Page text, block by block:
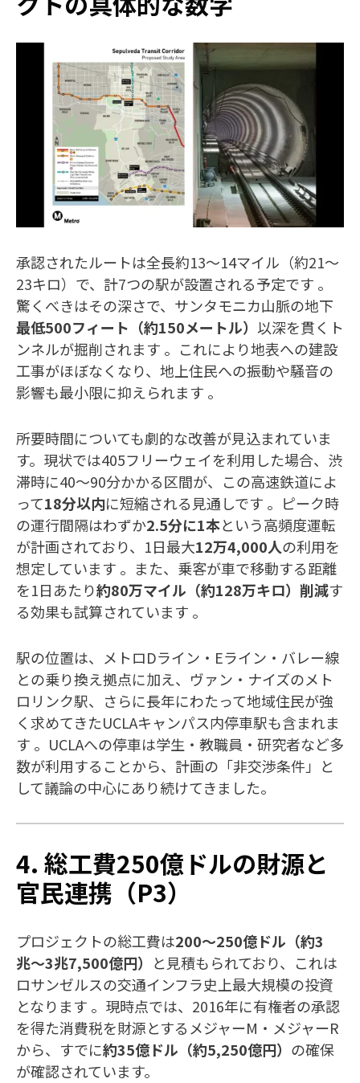
承認されたルートは全長約13〜14マイル（約21〜
23キロ）で、計7つの駅が設置される予定です 。
驚くべきはその深さで、サンタモニカ山脈の地下
最低500フィート（約150メートル） 以深を貫くト
ンネルが掘削されます 。これにより地表への建設
工事がほぼなくなり、地上住民への振動や騒音の
影響も最小限に抑えられます 。
所要時間についても劇的な改善が見込まれていま
す。現状では405フリーウェイを利用した場合、渋
滞時に40〜90分かかる区間が、この高速鉄道によ
って18分以内に短縮される見通しです 。ピーク時
の運行間隔はわずか2.5分に1本という高頻度運転
が計画されており、1日最大12万4,000人の利用を
想定しています 。また、乗客が車で移動する距離
を1日あたり約80万マイル（約128万キロ）削減す
る効果も試算されています 。
駅の位置は、メトロDライン・Eライン・バレー線
との乗り換え拠点に加え、ヴァン・ナイズのメト
ロリンク駅、さらに長年にわたって地域住民が強
く求めてきたUCLAキャンパス内停車駅も含まれま
す 。UCLAへの停車は学生・教職員・研究者など多
数が利用することから、計画の「非交渉条件」と
して議論の中心にあり続けてきました。
4. 総工費250億ドルの財源と
官民連携（P3）
プロジェクトの総工費は200〜250億ドル（約3
兆〜3兆7,500億円） と見積もられており、これは
ロサンゼルスの交通インフラ史上最大規模の投資
となります 。現時点では、2016年に有権者の承認
を得た消費税を財源とするメジャーM・メジャーR
から、すでに約35億ドル（約5,250億円） の確保
が確認されています。